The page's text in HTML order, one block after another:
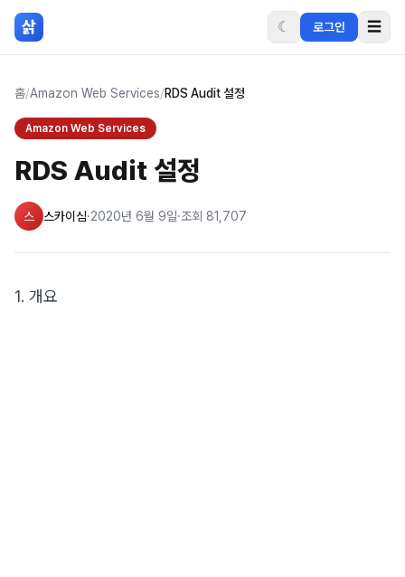
본문 바로가기
삵 ☾ 로그인 ☰
홈/Amazon Web Services/RDS Audit 설정
Amazon Web Services
RDS Audit 설정
스 스카이심·2020년 6월 9일·조회 81,707
1. 개요